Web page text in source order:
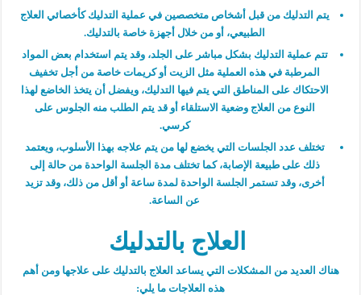
يتم التدليك من قبل أشخاص متخصصين في عملية التدليك كأخصائي العلاج
الطبيعي، أو من خلال أجهزة خاصة بالتدليك.
تتم عملية التدليك بشكل مباشر على الجلد، وقد يتم استخدام بعض المواد
المرطبة في هذه العملية مثل الزيت أو كريمات خاصة من أجل تخفيف
الاحتكاك على المناطق التي يتم فيها التدليك، ويفضل أن يتخذ الخاضع لهذا
النوع من العلاج وضعية الاستلقاء أو قد يتم الطلب منه الجلوس على
كرسي.
تختلف عدد الجلسات التي يخضع لها من يتم علاجه بهذا الأسلوب، ويعتمد
ذلك على طبيعة الإصابة، كما تختلف مدة الجلسة الواحدة من حالة إلى
أخرى، وقد تستمر الجلسة الواحدة لمدة ساعة أو أقل من ذلك، وقد تزيد
عن الساعة.
العلاج بالتدليك
هناك العديد من المشكلات التي يساعد العلاج بالتدليك على علاجها ومن أهم
هذه العلاجات ما يلي: